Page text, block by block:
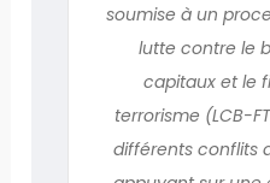
soumise à un
lutte contre le
capitaux et le
terrorisme (LCB-
différents conflits